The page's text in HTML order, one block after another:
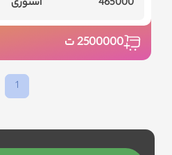
2500000ت
1